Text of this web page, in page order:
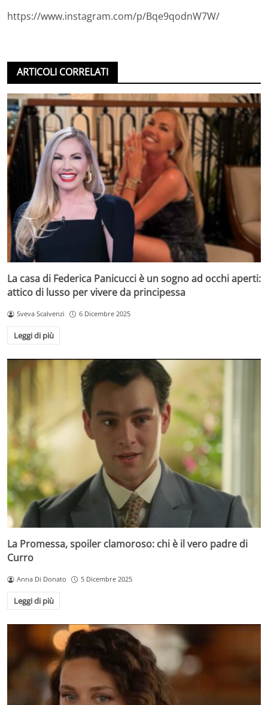
https://www.instagram.com/p/Bqe9qodnW7W/
ARTICOLI CORRELATI
La casa di Federica Panicucci è un sogno ad occhi aperti:
attico di lusso per vivere da principessa
Sveva Scalvenzi 6 Dicembre 2025
Leggi di più
La Promessa, spoiler clamoroso: chi è il vero padre di
Curro
Anna Di Donato 5 Dicembre 2025
Leggi di più